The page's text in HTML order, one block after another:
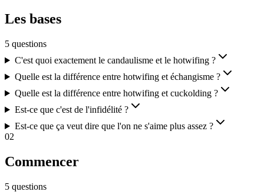
Les bases
5 questions
C'est quoi exactement le candaulisme et le hotwifing ?
Quelle est la différence entre hotwifing et échangisme ?
Quelle est la différence entre hotwifing et cuckolding ?
Est-ce que c'est de l'infidélité ?
Est-ce que ça veut dire que l'on ne s'aime plus assez ?
02
Commencer
5 questions